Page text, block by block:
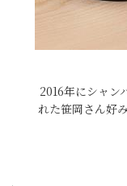
2016年にシャン
れた笹岡さん好